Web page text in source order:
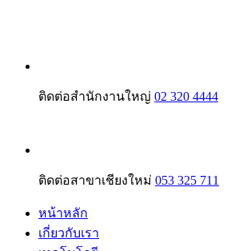
ติดต่อสำนักงานใหญ่ 02 320 4444
ติดต่อสาขาเชียงใหม่ 053 325 711
หน้าหลัก
เกี่ยวกับเรา